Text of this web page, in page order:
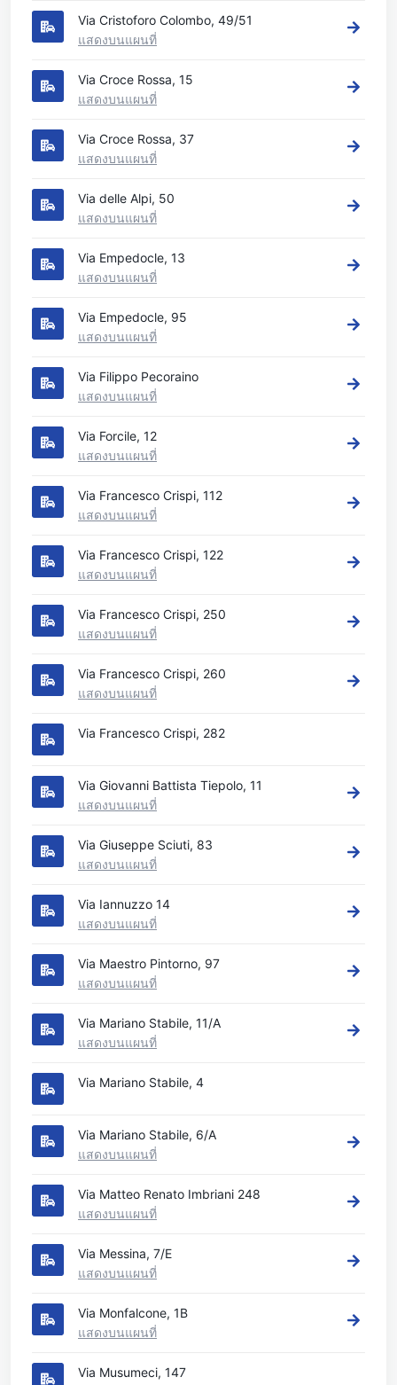
Via Cristoforo Colombo, 49/51
แสดงบนแผนที่
Via Croce Rossa, 15
แสดงบนแผนที่
Via Croce Rossa, 37
แสดงบนแผนที่
Via delle Alpi, 50
แสดงบนแผนที่
Via Empedocle, 13
แสดงบนแผนที่
Via Empedocle, 95
แสดงบนแผนที่
Via Filippo Pecoraino
แสดงบนแผนที่
Via Forcile, 12
แสดงบนแผนที่
Via Francesco Crispi, 112
แสดงบนแผนที่
Via Francesco Crispi, 122
แสดงบนแผนที่
Via Francesco Crispi, 250
แสดงบนแผนที่
Via Francesco Crispi, 260
แสดงบนแผนที่
Via Francesco Crispi, 282
Via Giovanni Battista Tiepolo, 11
แสดงบนแผนที่
Via Giuseppe Sciuti, 83
แสดงบนแผนที่
Via Iannuzzo 14
แสดงบนแผนที่
Via Maestro Pintorno, 97
แสดงบนแผนที่
Via Mariano Stabile, 11/A
แสดงบนแผนที่
Via Mariano Stabile, 4
Via Mariano Stabile, 6/A
แสดงบนแผนที่
Via Matteo Renato Imbriani 248
แสดงบนแผนที่
Via Messina, 7/E
แสดงบนแผนที่
Via Monfalcone, 1B
แสดงบนแผนที่
Via Musumeci, 147